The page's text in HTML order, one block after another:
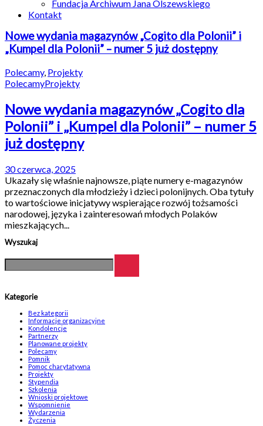
Fundacja Archiwum Jana Olszewskiego
Kontakt
Nowe wydania magazynów „Cogito dla Polonii” i
„Kumpel dla Polonii” – numer 5 już dostępny
Polecamy, Projekty
PolecamyProjekty
Nowe wydania magazynów „Cogito dla
Polonii” i „Kumpel dla Polonii” – numer 5
już dostępny
30 czerwca, 2025
Ukazały się właśnie najnowsze, piąte numery e-magazynów
przeznaczonych dla młodzieży i dzieci polonijnych. Oba tytuły
to wartościowe inicjatywy wspierające rozwój tożsamości
narodowej, języka i zainteresowań młodych Polaków
mieszkających...
Wyszukaj
Kategorie
Bez kategorii
Informacje organizacyjne
Kondolencje
Partnerzy
Planowane projekty
Polecamy
Pomnik
Pomoc charytatywna
Projekty
Stypendia
Szkolenia
Wnioski projektowe
Wspomnienie
Wydarzenia
Życzenia